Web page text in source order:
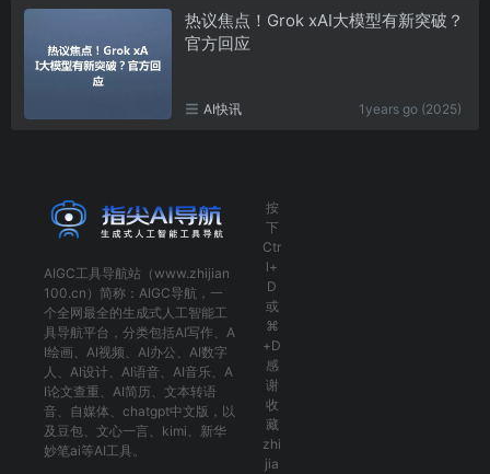
热议焦点！Grok xAI大模型有新突破？
官方回应
AI快讯 1years go (2025)
AIGC工具导航站（www.zhijian
100.cn）简称： AIGC导航 ，一
个全网最全的生成式人工智能工
具导航平台，分类包括AI写作 、 A
I绘画 、 AI视频 、 AI办公 、 AI数字
人 、 AI设计、 AI语音、 AI音乐、 A
I论文查重 、 AI简历 、 文本转语
音、 自媒体 、 chatgpt中文版 ，以
及 豆包、 文心一言 、 kimi 、 新华
妙笔ai等AI工具。
按
下
Ctr
l+
D
或
⌘
+D
感
谢
收
藏
zhi
jia